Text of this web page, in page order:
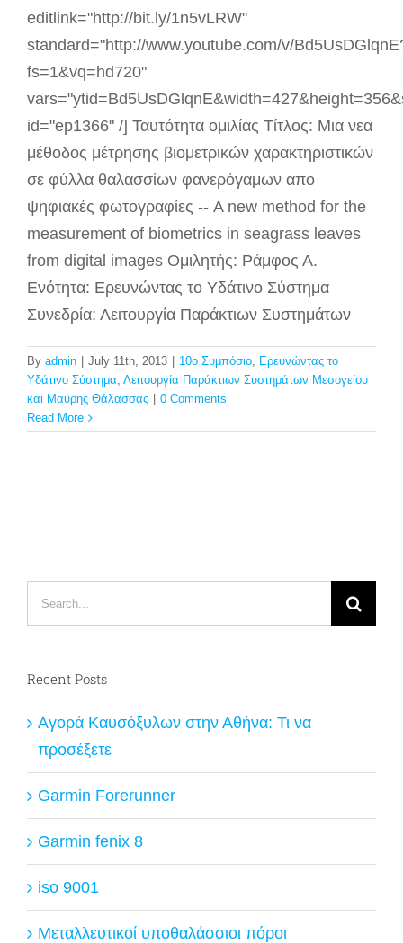
editlink="http://bit.ly/1n5vLRW"
standard="http://www.youtube.com/v/
fs=1&vq=hd720"
id="ep1366" /] Ταυτότητα ομιλίας Τίτλος: Μια νεα
μέθοδος μέτρησης βιομετρικών χαρακτηριστικών
σε φύλλα θαλασσίων φανερόγαμων απο
ψηφιακές φωτογραφίες -- A new method for the
measurement of biometrics in seagrass leaves
from digital images Ομιλητής: Ράμφος Α.
Ενότητα: Ερευνώντας το Υδάτινο Σύστημα
Συνεδρία: Λειτουργία Παράκτιων Συστημάτων
By admin July 11th, 2013 10ο Συμπόσιο, Ερευνώντας το
Υδάτινο Σύστημα, Λειτουργία Παράκτιων Συστημάτων Μεσογείου
και Μαύρης Θάλασσας
0 Comments
Read More
for:
Recent Posts
Αγορά Καυσόξυλων στην Αθήνα: Τι να
προσέξετε
Garmin Forerunner
Garmin fenix 8
iso 9001
Μεταλλευτικοί υποθαλάσσιοι πόροι